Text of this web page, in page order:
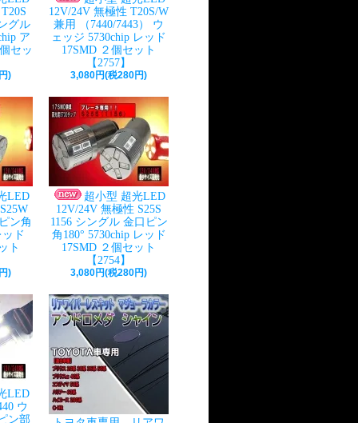
グル
ア
セッ
)
12V/24V 無極性 T20S/W
兼用 （7440/7443） ウ
ェッジ 5730chip レッド
17SMD ２個セット
【2757】
3,080円(税280円)
LED
ン角
ッド
ト
)
超小型 超光LED
12V/24V 無極性 S25S
1156 シングル 金口ピン
角180° 5730chip レッド
17SMD ２個セット
【2754】
3,080円(税280円)
LED
ウ
ン部